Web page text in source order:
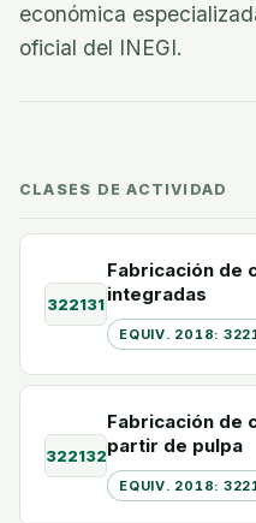
económica
oficial del INEGI.
CLASES DE ACTIVIDAD
322131
Fabricación de
integradas
EQUIV. 2018:
322132
Fabricación de
partir de pulpa
EQUIV. 2018: